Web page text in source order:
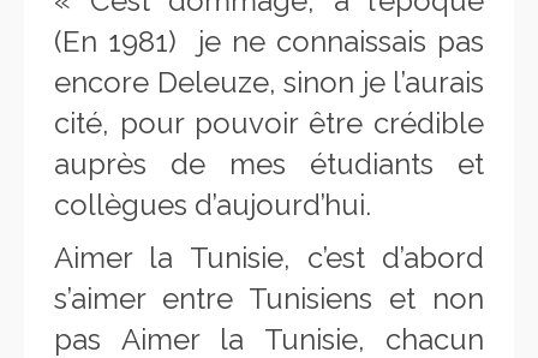
(En 1981) je ne connaissais pas
encore Deleuze, sinon je l’aurais
cité, pour pouvoir être crédible
auprès de mes étudiants et
collègues d’aujourd’hui.
Aimer la Tunisie, c’est d’abord
s’aimer entre Tunisiens et non
pas Aimer la Tunisie, chacun